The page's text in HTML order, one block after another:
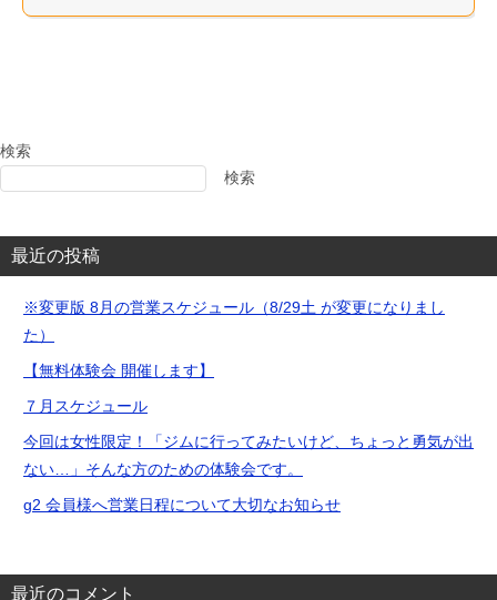
検索
検索
最近の投稿
※変更版 8月の営業スケジュール（8/29土 が変更になりまし
た）
【無料体験会 開催します】
７月スケジュール
今回は女性限定！「ジムに行ってみたいけど、ちょっと勇気が出
ない…」そんな方のための体験会です。
g2 会員様へ営業日程について大切なお知らせ
最近のコメント